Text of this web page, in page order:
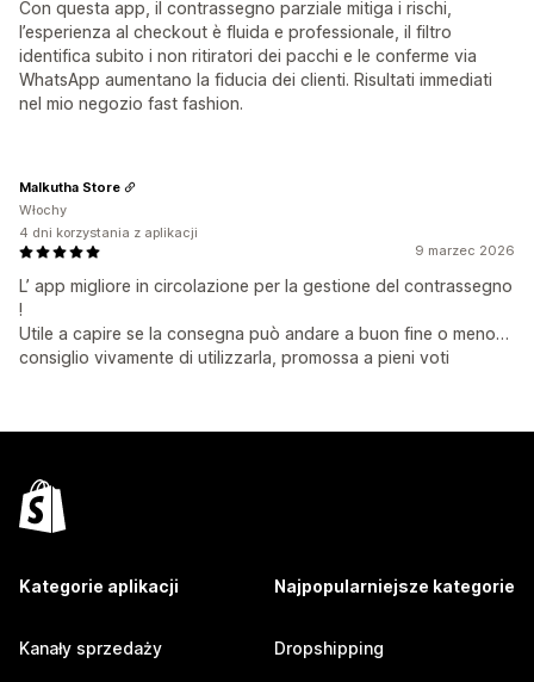
Con questa app, il contrassegno parziale mitiga i rischi,
l’esperienza al checkout è fluida e professionale, il filtro
identifica subito i non ritiratori dei pacchi e le conferme via
WhatsApp aumentano la fiducia dei clienti. Risultati immediati
nel mio negozio fast fashion.
9 marzec 2026
L’ app migliore in circolazione per la gestione del contrassegno
!
Utile a capire se la consegna può andare a buon fine o meno…
consiglio vivamente di utilizzarla, promossa a pieni voti
Malkutha Store
Włochy
4 dni korzystania z aplikacji
Kategorie aplikacji
Kanały sprzedaży
Najpopularniejsze kategorie
Dropshipping